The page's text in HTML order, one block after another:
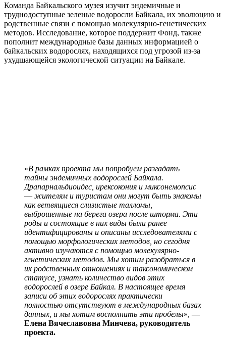
Команда Байкальского музея изучит эндемичные и
труднодоступные зеленые водоросли Байкала, их эволюцию и
родственные связи с помощью молекулярно-генетических
методов. Исследование, которое поддержит Фонд, также
пополнит международные базы данных информацией о
байкальских водорослях, находящихся под угрозой из-за
ухудшающейся экологической ситуации на Байкале.
«В рамках проекта мы попробуем разгадать
тайны эндемичных водорослей Байкала.
Драпарнальдиоидес, ирексокония и миксонемопсис
— жителям и туристам они могут быть знакомы
как ветвящиеся слизистые талломы,
выброшенные на берега озера после шторма. Эти
роды и состоящие в них виды были ранее
идентифицированы и описаны исследователями с
помощью морфологических методов, но сегодня
активно изучаются с помощью молекулярно-
генетических методов. Мы хотим разобраться в
их родственных отношениях и таксономическом
статусе, узнать количество видов этих
водорослей в озере Байкал. В настоящее время
записи об этих водорослях практически
полностью отсутствуют в международных базах
данных, и мы хотим восполнить эти пробелы»,—
Елена Вячеславовна Минчева, руководитель
проекта.